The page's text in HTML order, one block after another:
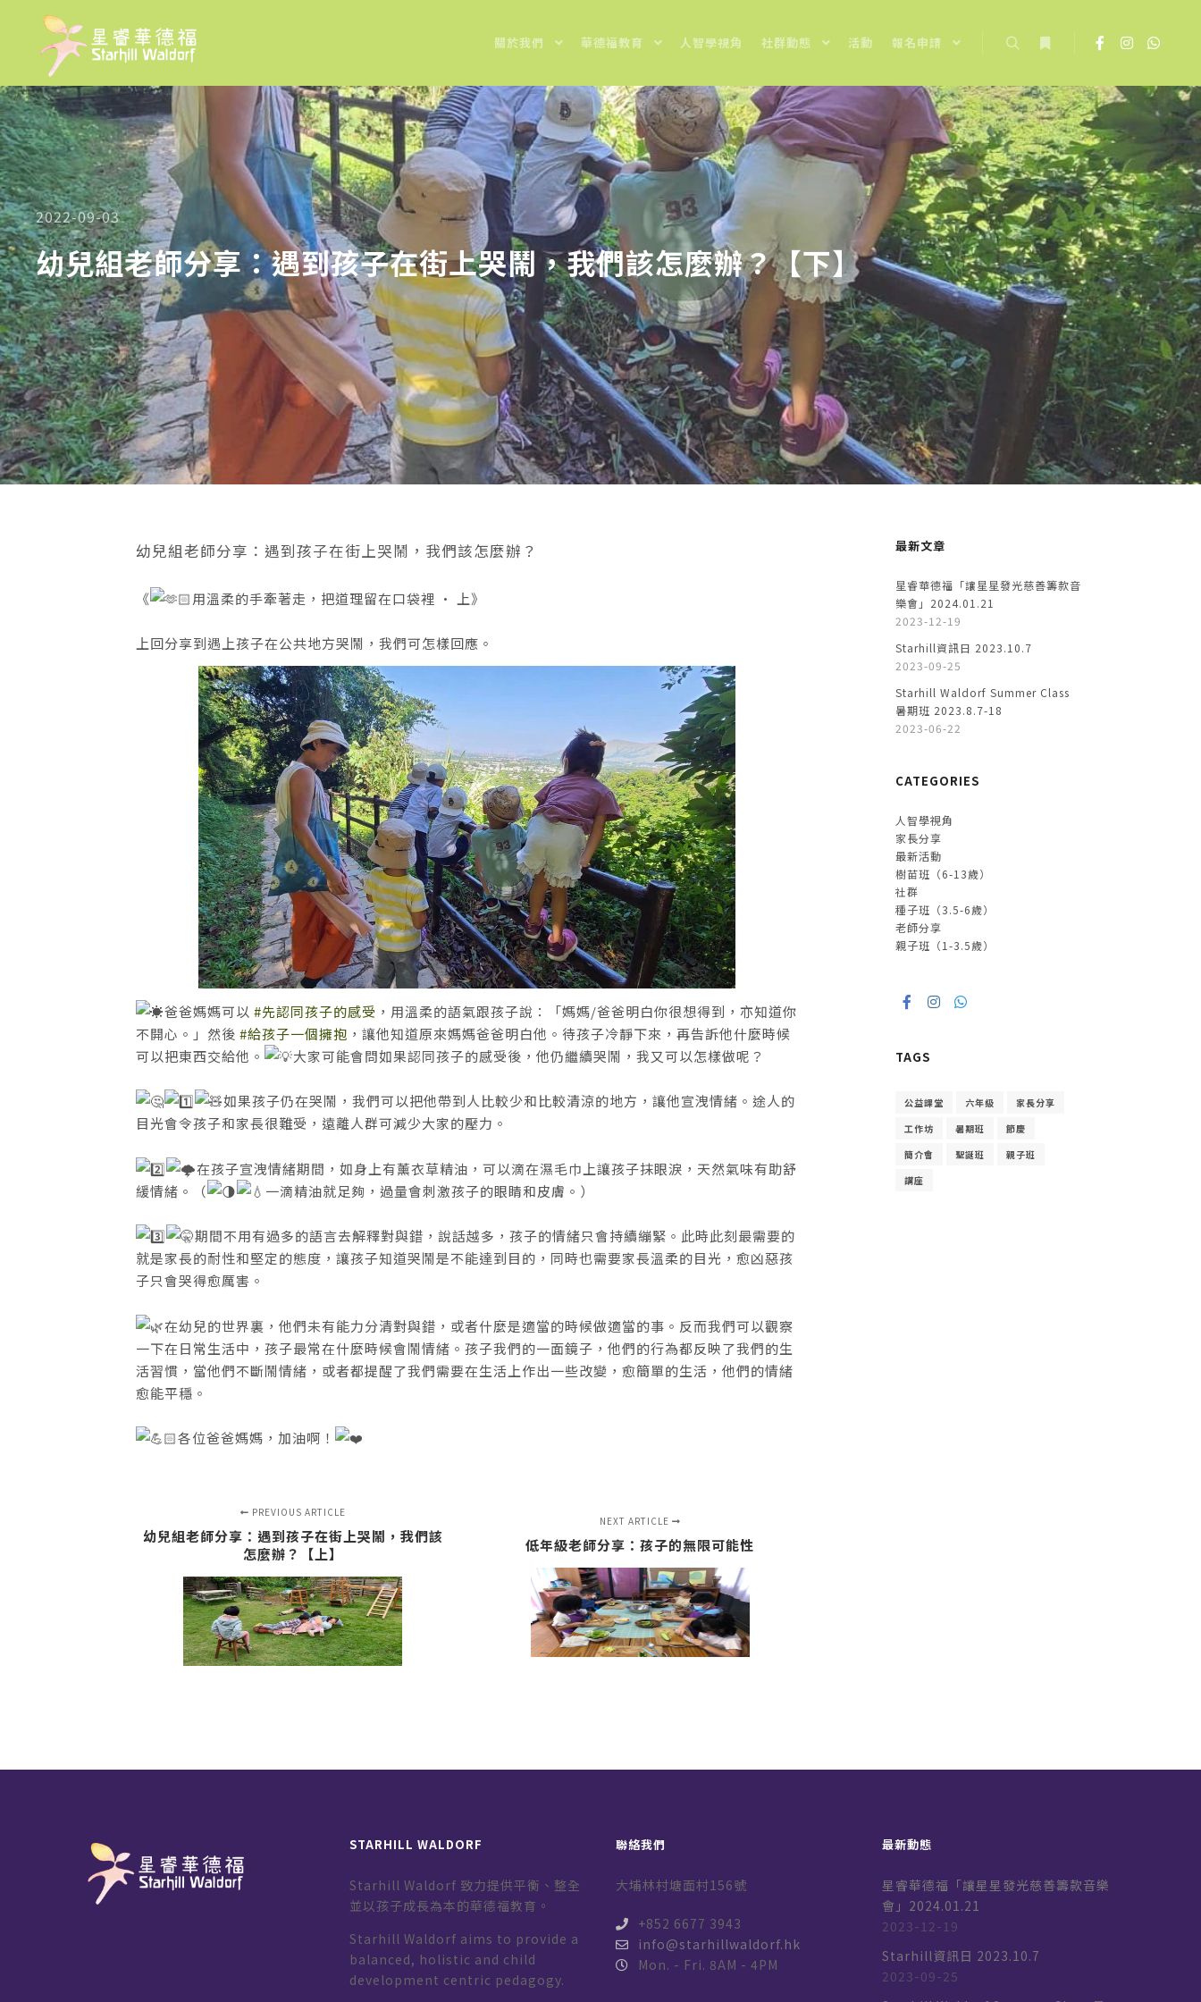
關於我們 華德福教育 人智學視角 社群動態 活動 報名申請
2022-09-03
幼兒組老師分享：遇到孩子在街上哭鬧，我們該怎麼辦？【下】
幼兒組老師分享：遇到孩子在街上哭鬧，我們該怎麼辦？
《 用溫柔的手牽著走，把道理留在口袋裡 · 上》
上回分享到遇上孩子在公共地方哭鬧，我們可怎樣回應。
爸爸媽媽可以 #先認同孩子的感受 ，用溫柔的語氣跟孩子說：「媽媽/爸爸明白你很想得到，亦知道你
不開心。」然後 #給孩子一個擁抱 ，讓他知道原來媽媽爸爸明白他。待孩子冷靜下來，再告訴他什麼時候
可以把東西交給他。
大家可能會問如果認同孩子的感受後，他仍繼續哭鬧，我又可以怎樣做呢？
如果孩子仍在哭鬧，我們可以把他帶到人比較少和比較清涼的地方，讓他宣洩情緒。途人的
目光會令孩子和家長很難受，遠離人群可減少大家的壓力。
在孩子宣洩情緒期間，如身上有薰衣草精油，可以滴在濕毛巾上讓孩子抹眼淚，天然氣味有助舒
緩情緒。（
一滴精油就足夠，過量會刺激孩子的眼睛和皮膚。）
期間不用有過多的語言去解釋對與錯，說話越多，孩子的情緒只會持續繃緊。此時此刻最需要的
就是家長的耐性和堅定的態度，讓孩子知道哭鬧是不能達到目的，同時也需要家長溫柔的目光，愈凶惡孩
子只會哭得愈厲害。
在幼兒的世界裏，他們未有能力分清對與錯，或者什麼是適當的時候做適當的事。反而我們可以觀察
一下在日常生活中，孩子最常在什麼時候會鬧情緒。孩子我們的一面鏡子，他們的行為都反映了我們的生
活習慣，當他們不斷鬧情緒，或者都提醒了我們需要在生活上作出一些改變，愈簡單的生活，他們的情緒
愈能平穩。
各位爸爸媽媽，加油啊！
PREVIOUS ARTICLE
幼兒組老師分享：遇到孩子在街上哭鬧，我們該
怎麼辦？【上】
NEXT ARTICLE
低年級老師分享：孩子的無限可能性
最新文章
星睿華德福「讓星星發光慈善籌款音
樂會」2024.01.21
2023-12-19
Starhill資訊日 2023.10.7
2023-09-25
Starhill Waldorf Summer Class
暑期班 2023.8.7-18
2023-06-22
CATEGORIES
人智學視角
家長分享
最新活動
樹苗班（6-13歲）
社群
種子班（3.5-6歲）
老師分享
親子班（1-3.5歲）
TAGS
公益課堂 六年級
家長分享
工作坊
暑期班
節慶
簡介會
聖誕班
親子班
講座
STARHILL WALDORF
Starhill Waldorf 致力提供平衡、整全
並以孩子成長為本的華德福教育。
Starhill Waldorf aims to provide a
balanced, holistic and child
development centric pedagogy.
聯絡我們
大埔林村塘面村156號
+852 6677 3943
info@starhillwaldorf.hk
Mon. - Fri. 8AM - 4PM
最新動態
星睿華德福「讓星星發光慈善籌款音樂
會」2024.01.21
2023-12-19
Starhill資訊日 2023.10.7
2023-09-25